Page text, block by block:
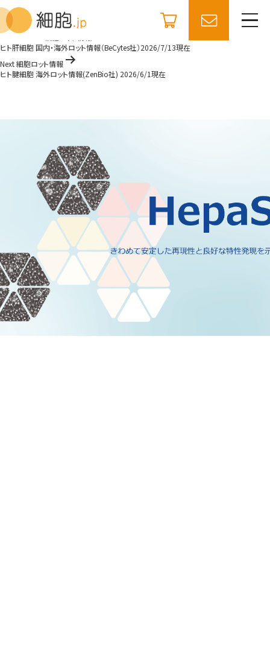
ン
ツ
ス
キ
細胞.jp
ヒト肝細胞 国内・海外ロット情報（BPI社）2026/7/24現在
投
稿
ナ
ビ
ヒト肝細胞 国内・海外ロット情報（BeCytes社）2026/7/13現在
Next 細胞ロット情報
ヒト腱細胞 海外ロット情報(ZenBio社) 2026/6/1現在